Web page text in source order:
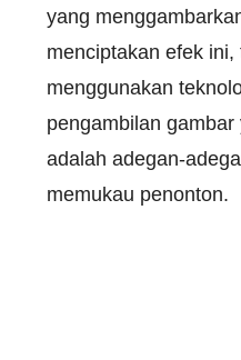
yang
menciptakan efek ini,
menggunakan
pengambilan
adalah adegan-
memukau penonton.